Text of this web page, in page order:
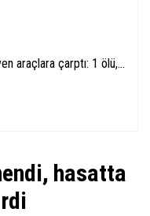
araçlara çarptı: 1 ölü,...
hasatta